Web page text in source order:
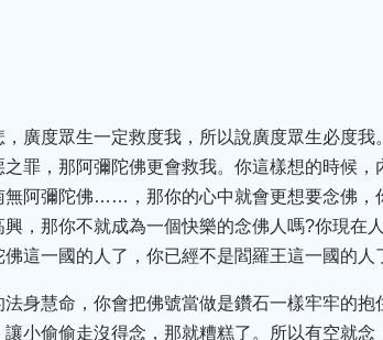
廣度眾生一定救度我，所以說廣度眾生必度
罪，那阿彌陀佛更會救我。你這樣想的時候
無阿彌陀佛……，那你的心中就會更想要念佛，
，那你不就成為一個快樂的念佛人嗎?你現在
這一國的人了，你已經不是閻羅王這一國的人
身慧命，你會把佛號當做是鑽石一樣牢牢的
小偷偷走沒得念，那就糟糕了。所以有空就